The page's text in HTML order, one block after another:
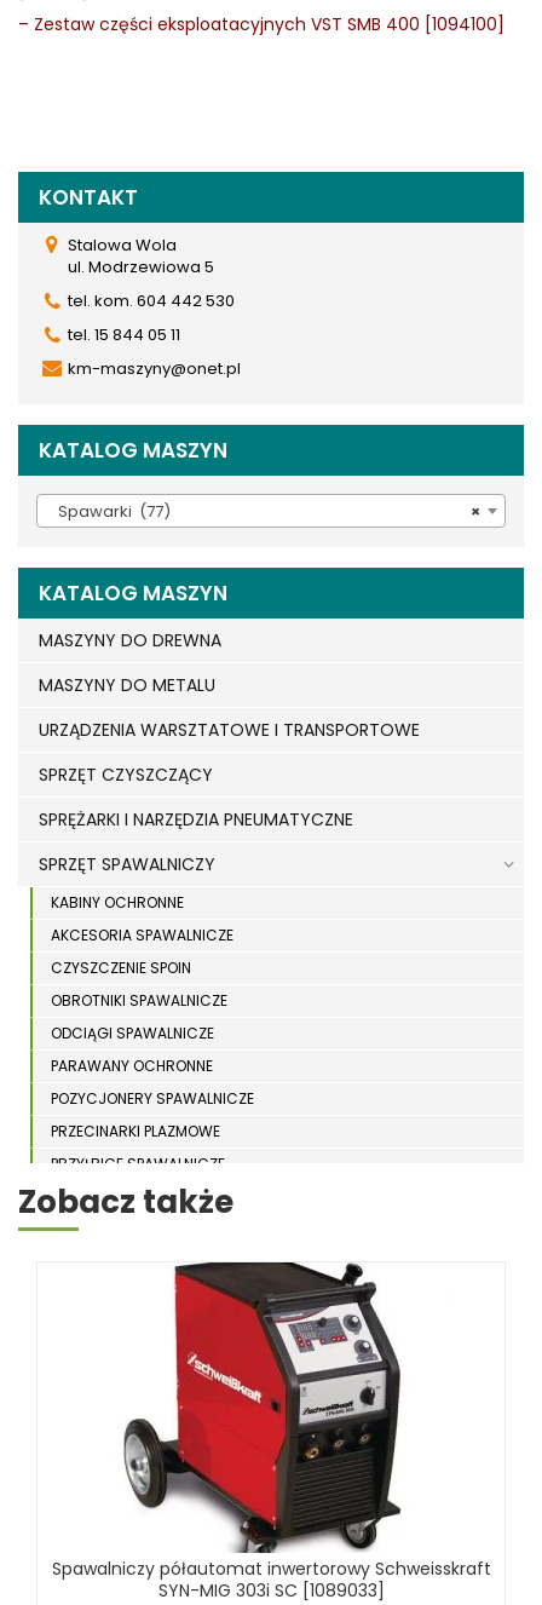
– Zestaw części eksploatacyjnych VST SMB 400 [1094100]
KONTAKT
Stalowa Wola
ul. Modrzewiowa 5
tel. kom. 604 442 530
tel. 15 844 05 11
km-maszyny@onet.pl
KATALOG MASZYN
×
Spawarki (77)
KATALOG MASZYN
MASZYNY DO DREWNA
MASZYNY DO METALU
URZĄDZENIA WARSZTATOWE I TRANSPORTOWE
SPRZĘT CZYSZCZĄCY
SPRĘŻARKI I NARZĘDZIA PNEUMATYCZNE
SPRZĘT SPAWALNICZY
KABINY OCHRONNE
AKCESORIA SPAWALNICZE
CZYSZCZENIE SPOIN
OBROTNIKI SPAWALNICZE
ODCIĄGI SPAWALNICZE
PARAWANY OCHRONNE
POZYCJONERY SPAWALNICZE
PRZECINARKI PLAZMOWE
PRZYŁBICE SPAWALNICZE
SPAWARKI
STOŁY SPAWALNICZE
STOŁY SZLIFIERSKIE
SZLIFIERKI DO ELEKTROD
UCHWYTY DO OBROTNIKÓW
WYPOSAŻENIE DODATKOWE SCHWEISSKRAFT
KOSZT DOSTAWY
Zobacz także
Spawalniczy półautomat inwertorowy Schweisskraft
SYN-MIG 303i SC [1089033]